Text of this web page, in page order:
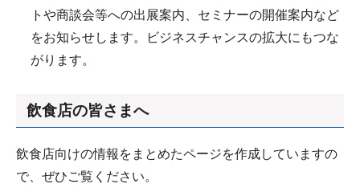
トや商談会等への出展案内、セミナーの開催案内など
をお知らせします。ビジネスチャンスの拡大にもつな
がります。
飲食店の皆さまへ
飲食店向けの情報をまとめたページを作成していますの
で、ぜひご覧ください。